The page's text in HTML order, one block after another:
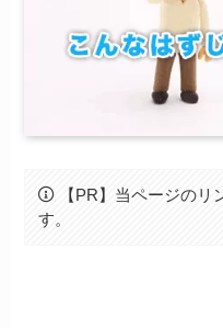
【PR】当ページの
す。